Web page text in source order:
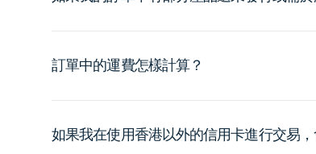
訂單中的運費怎樣計算？
如果我在使用香港以外的信用卡進行交易